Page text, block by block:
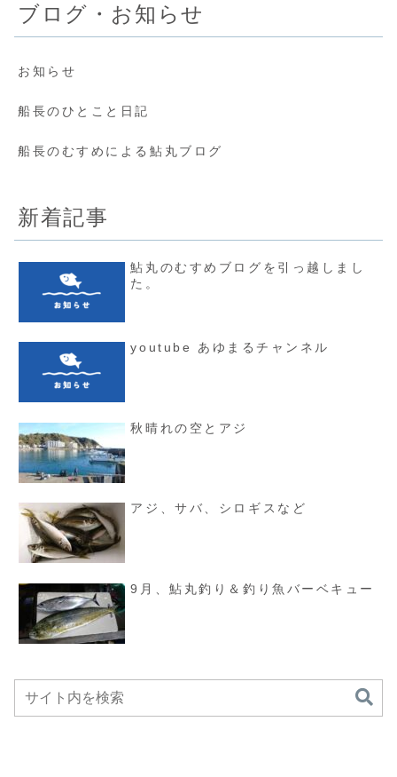
ブログ・お知らせ
お知らせ
船長のひとこと日記
船長のむすめによる鮎丸ブログ
新着記事
鮎丸のむすめブログを引っ越しまし
た。
youtube あゆまるチャンネル
秋晴れの空とアジ
アジ、サバ、シロギスなど
9月、鮎丸釣り＆釣り魚バーベキュー